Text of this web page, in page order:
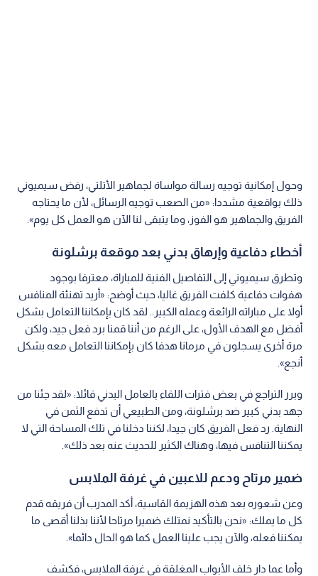
وحول إمكانية توجيه رسالة مواساة لجماهير الأتلتي، رفض سيميوني
ذلك بواقعية مشددا: «من الصعب توجيه الرسائل، لأن ما يحتاجه
الفريق والجماهير هو الفوز، وما يتبقى لنا الآن هو العمل كل يوم».
أخطاء دفاعية وإرهاق بدني بعد موقعة برشلونة
وتطرق سيميوني إلى التفاصيل الفنية للمباراة، معترفا بوجود
هفوات دفاعية كلفت الفريق غاليا، حيث أوضح: «أريد تهنئة المنافس
أولا على مباراته الرائعة وعمله الكبير.. لقد كان بإمكاننا التعامل بشكل
أفضل مع الهدف الأول، على الرغم من أننا قمنا برد فعل جيد، ولكن
مرة أخرى يسجلون في مرمانا هدفا كان بإمكاننا التعامل معه بشكل
أنجع».
وبرر التراجع في بعض فترات اللقاء بالعامل البدني قائلا: «لقد جئنا من
جهد بدني كبير ضد برشلونة، ومن الطبيعي أن تدفع الثمن في
النهاية. رد فعل الفريق كان جيدا، لكننا دخلنا في تلك المساحة التي لا
يمكننا التنافس فيها، وهناك الكثير للحديث عنه بعد ذلك».
ضمير مرتاح ودعم للاعبين في غرفة الملابس
وعن شعوره بعد هذه الهزيمة القاسية، أكد المدرب أن فريقه قدم
كل ما يملك: «نحن بالتأكيد نمتلك ضميرا مرتاحا لأننا بذلنا أقصى ما
يمكننا فعله، والآن يجب علينا العمل كما هو الحال دائما».
وأما عما دار خلف الأبواب المغلقة في غرفة الملابس، فكشف